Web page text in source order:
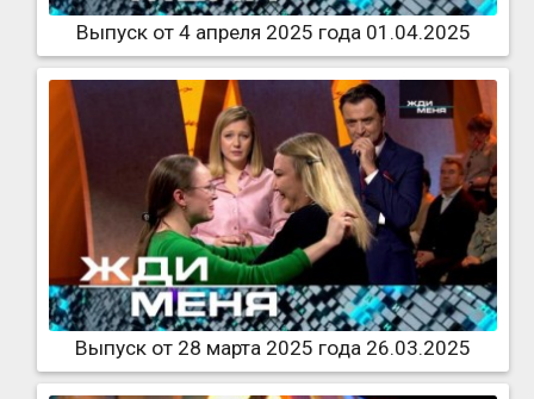
Выпуск от 4 апреля 2025 года 01.04.2025
Выпуск от 28 марта 2025 года 26.03.2025